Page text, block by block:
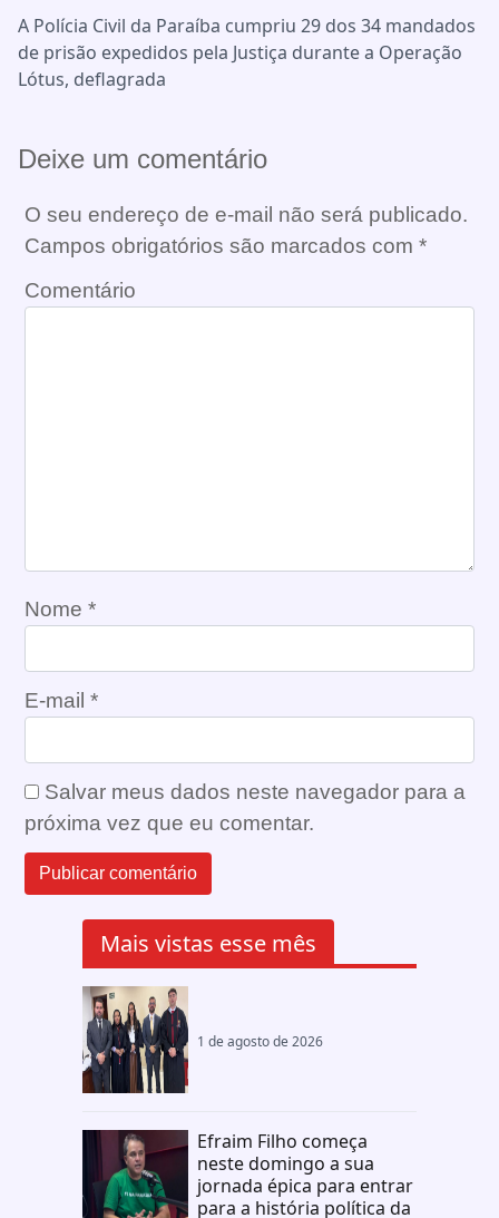
A Polícia Civil da Paraíba cumpriu 29 dos 34 mandados
de prisão expedidos pela Justiça durante a Operação
Lótus, deflagrada
Deixe um comentário
O seu endereço de e-mail não será publicado.
Campos obrigatórios são marcados com *
Comentário
Nome *
E-mail *
Salvar meus dados neste navegador para a
próxima vez que eu comentar.
Mais vistas esse mês
1 de agosto de 2026
Efraim Filho começa
neste domingo a sua
jornada épica para entrar
para a história política da